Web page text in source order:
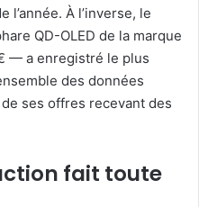
l’année. À l’inverse, le
QD-OLED de la marque
— a enregistré le plus
des données
ses offres recevant des
fait toute